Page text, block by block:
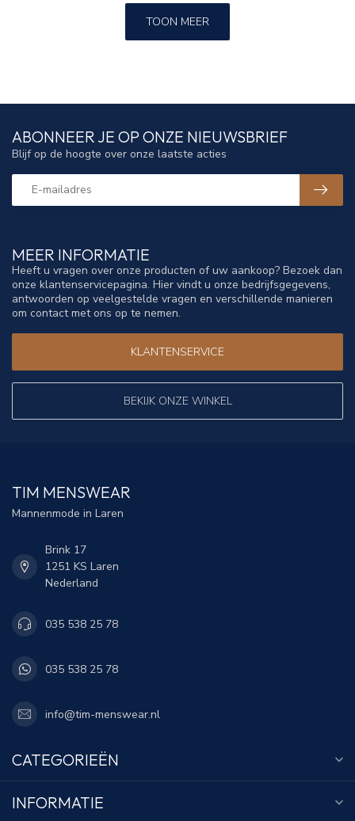
TOON MEER
MEER INFORMATIE
Heeft u vragen over onze producten of uw aankoop? Bezoek dan
onze klantenservicepagina. Hier vindt u onze bedrijfsgegevens,
antwoorden op veelgestelde vragen en verschillende manieren
om contact met ons op te nemen.
KLANTENSERVICE
BEKIJK ONZE WINKEL
ABONNEER JE OP ONZE NIEUWSBRIEF
Blijf op de hoogte over onze laatste acties
TIM MENSWEAR
Mannenmode in Laren
Brink 17
1251 KS Laren
Nederland
035 538 25 78
035 538 25 78
info@tim-menswear.nl
CATEGORIEËN
INFORMATIE